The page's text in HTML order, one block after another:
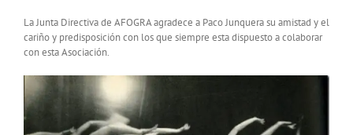
La Junta Directiva de AFOGRA agradece a Paco Junquera su amistad y el
cariño y predisposición con los que siempre esta dispuesto a colaborar
con esta Asociación.